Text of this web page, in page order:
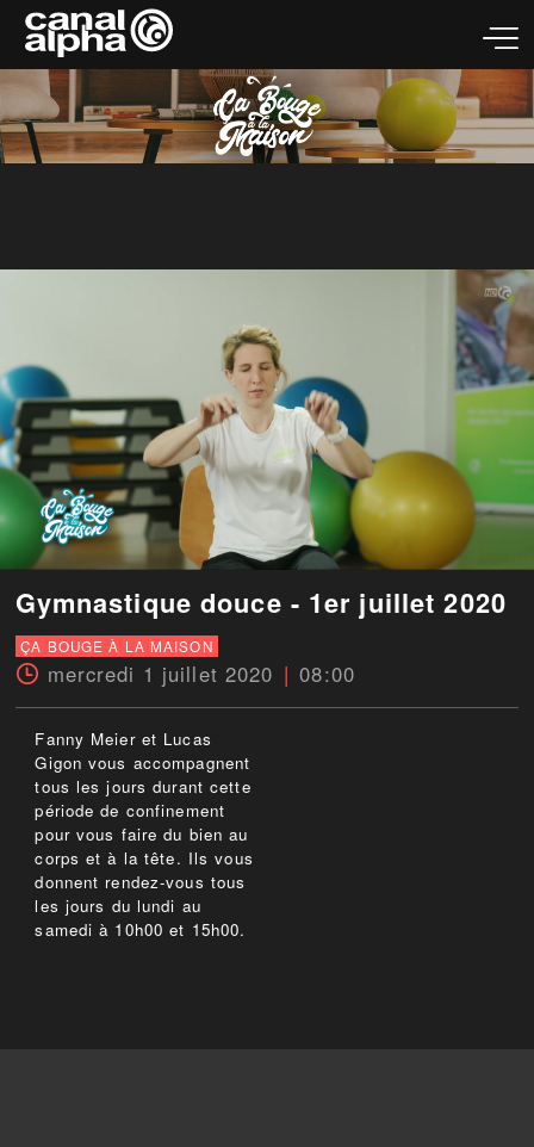
Gymnastique douce - 1er juillet 2020
ÇA BOUGE À LA MAISON
mercredi 1 juillet 2020 08:00
Fanny Meier et Lucas
Gigon vous accompagnent
tous les jours durant cette
période de confinement
pour vous faire du bien au
corps et à la tête. Ils vous
donnent rendez-vous tous
les jours du lundi au
samedi à 10h00 et 15h00.